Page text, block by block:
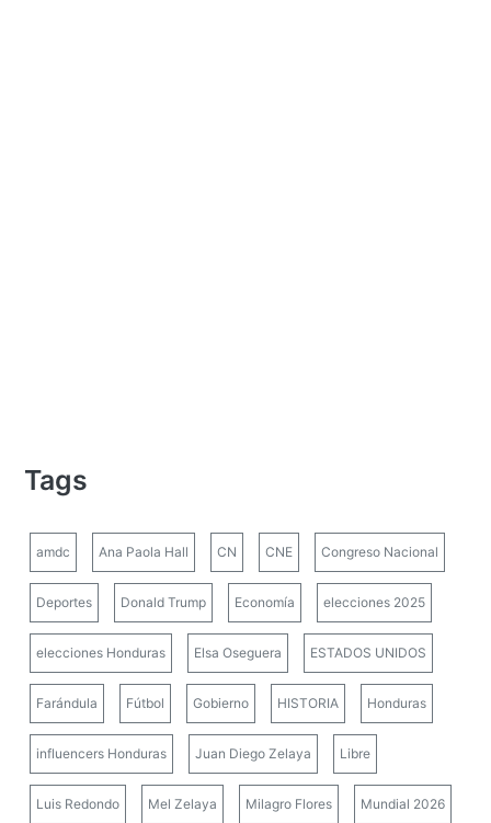
Tags
amdc Ana Paola Hall CN CNE Congreso Nacional
Deportes Donald Trump Economía elecciones 2025
elecciones Honduras Elsa Oseguera ESTADOS UNIDOS
Farándula Fútbol Gobierno HISTORIA Honduras
influencers Honduras Juan Diego Zelaya Libre
Luis Redondo Mel Zelaya Milagro Flores Mundial 2026